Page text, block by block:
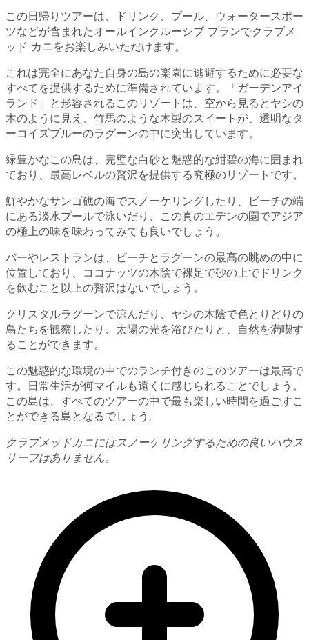
この日帰りツアーは、ドリンク、プール、ウォータースポー
ツなどが含まれたオールインクルーシブ プランでクラブメ
ッド カニをお楽しみいただけます。
これは完全にあなた自身の島の楽園に逃避するために必要な
すべてを提供するために準備されています。「ガーデンアイ
ランド」と形容されるこのリゾートは、空から見るとヤシの
木のように見え、竹馬のような木製のスイートが、透明なタ
ーコイズブルーのラグーンの中に突出しています。
緑豊かなこの島は、完璧な白砂と魅惑的な紺碧の海に囲まれ
ており、最高レベルの贅沢を提供する究極のリゾートです。
鮮やかなサンゴ礁の海でスノーケリングしたり、ビーチの端
にある淡水プールで泳いだり、この真のエデンの園でアジア
の極上の味を味わってみても良いでしょう。
バーやレストランは、ビーチとラグーンの最高の眺めの中に
位置しており、ココナッツの木陰で裸足で砂の上でドリンク
を飲むこと以上の贅沢はないでしょう。
クリスタルラグーンで涼んだり、ヤシの木陰で色とりどりの
鳥たちを観察したり、太陽の光を浴びたりと、自然を満喫す
ることができます。
この魅惑的な環境の中でのランチ付きのこのツアーは最高で
す。日常生活が何マイルも遠くに感じられることでしょう。
この島は、すべてのツアーの中で最も楽しい時間を過ごすこ
とができる島となるでしょう。
クラブメッドカニにはスノーケリングするための良いハウス
リーフはありません。